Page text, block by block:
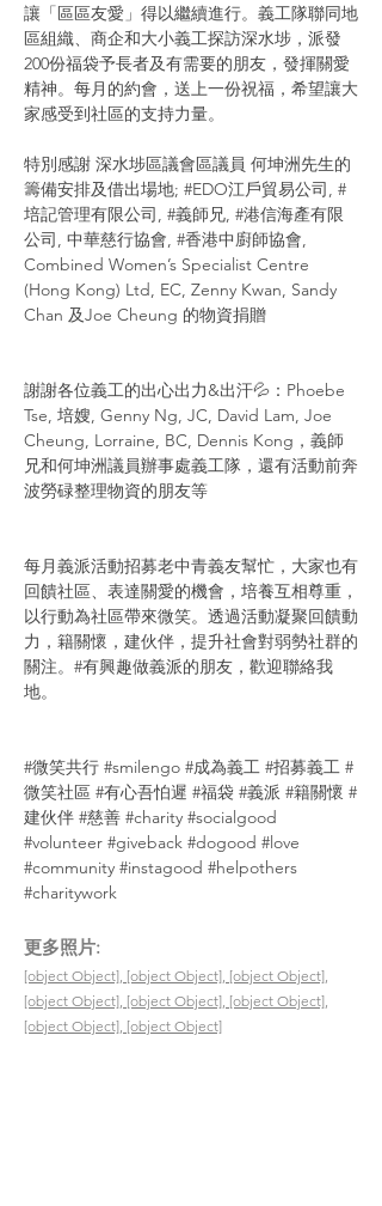
讓「區區友愛」得以繼續進行。義工隊聯同地
區組織、商企和大小義工探訪深水埗，派發
200份福袋予長者及有需要的朋友，發揮關愛
精神。每月的約會，送上一份祝福，希望讓大
家感受到社區的支持力量。
特別感謝 深水埗區議會區議員 何坤洲先生的
籌備安排及借出場地; #EDO江戶貿易公司, #
培記管理有限公司, #義師兄, #港信海產有限
公司, 中華慈行協會, #香港中廚師協會,
Combined Women’s Specialist Centre
(Hong Kong) Ltd, EC, Zenny Kwan, Sandy
Chan 及Joe Cheung 的物資捐贈
謝謝各位義工的出心出力&出汗💦：Phoebe
Tse, 培嫂, Genny Ng, JC, David Lam, Joe
Cheung, Lorraine, BC, Dennis Kong，義師
兄和何坤洲議員辦事處義工隊，還有活動前奔
波勞碌整理物資的朋友等
每月義派活動招募老中青義友幫忙，大家也有
回饋社區、表達關愛的機會，培養互相尊重，
以行動為社區帶來微笑。透過活動凝聚回饋動
力，籍關懷，建伙伴，提升社會對弱勢社群的
關注。#有興趣做義派的朋友，歡迎聯絡我
地。
#微笑共行 #smilengo #成為義工 #招募義工 #
微笑社區 #有心吾怕遲 #福袋 #義派 #籍關懷 #
建伙伴 #慈善 #charity #socialgood
#volunteer #giveback #dogood #love
#community #instagood #helpothers
#charitywork
​更多照片:
[object Object], [object Object], [object Object],
[object Object], [object Object], [object Object],
[object Object], [object Object]